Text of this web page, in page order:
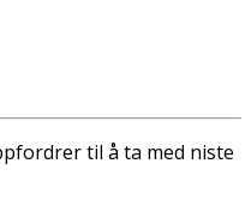
til å ta med niste